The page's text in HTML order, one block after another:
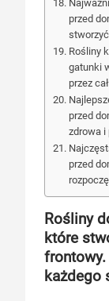
przed
Rośliny
gatunki
przez
przed
zdrowa i
przed
Rośliny
które
każdego